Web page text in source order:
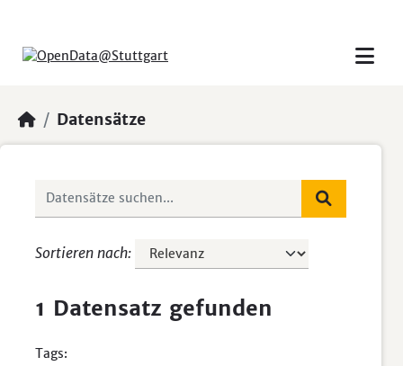
Datensätze
Sortieren nach
1 Datensatz gefunden
Tags: